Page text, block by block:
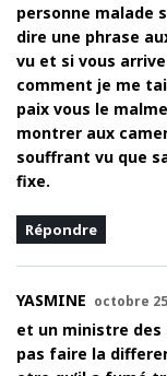
personne malade
dire une phrase
vu et si vous
comment je me
paix vous le
montrer aux
souffrant vu que
fixe.
Répondre
YASMINE octobre
et un ministre
pas faire la